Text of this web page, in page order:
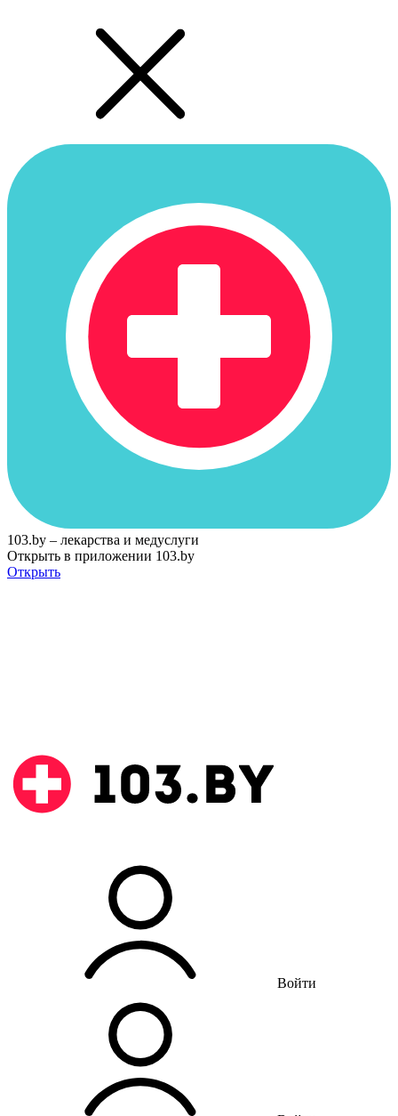
103.by – лекарства и медуслуги
Открыть в приложении 103.by
Открыть
Войти